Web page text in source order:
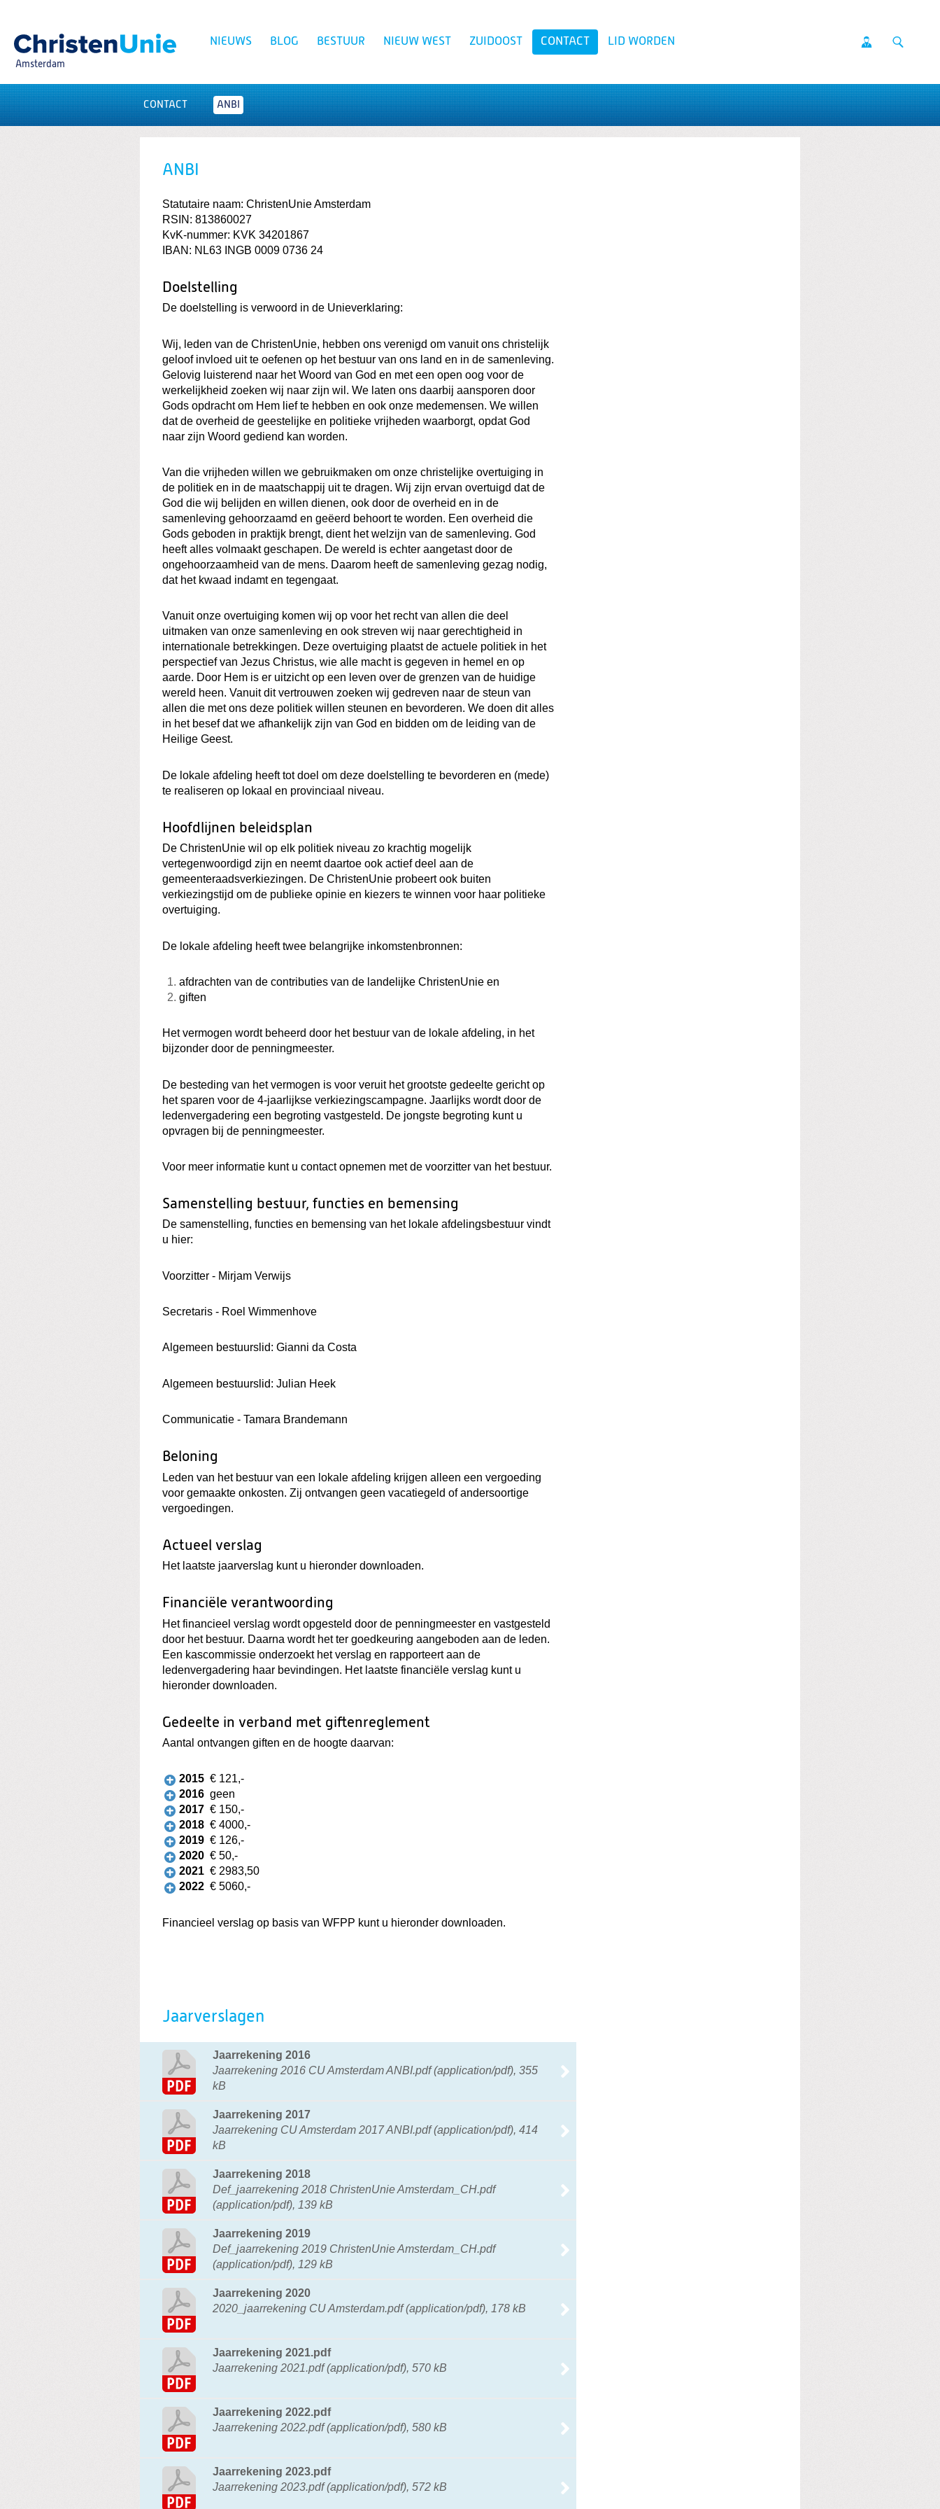
Spring
naar
inhoud
naar
Amsterdam
NIEUWS BLOG BESTUUR NIEUW WEST ZUIDOOST CONTACT LID WORDEN
Zoeken:
Zoeken
CONTACT ANBI
ANBI
Statutaire naam: ChristenUnie Amsterdam
RSIN: 813860027
KvK-nummer: KVK 34201867
IBAN: NL63 INGB 0009 0736 24
Doelstelling
De doelstelling is verwoord in de Unieverklaring:
Wij, leden van de ChristenUnie, hebben ons verenigd om vanuit ons christelijk
geloof invloed uit te oefenen op het bestuur van ons land en in de samenleving.
Gelovig luisterend naar het Woord van God en met een open oog voor de
werkelijkheid zoeken wij naar zijn wil. We laten ons daarbij aansporen door
Gods opdracht om Hem lief te hebben en ook onze medemensen. We willen
dat de overheid de geestelijke en politieke vrijheden waarborgt, opdat God
naar zijn Woord gediend kan worden.
Van die vrijheden willen we gebruikmaken om onze christelijke overtuiging in
de politiek en in de maatschappij uit te dragen. Wij zijn ervan overtuigd dat de
God die wij belijden en willen dienen, ook door de overheid en in de
samenleving gehoorzaamd en geëerd behoort te worden. Een overheid die
Gods geboden in praktijk brengt, dient het welzijn van de samenleving. God
heeft alles volmaakt geschapen. De wereld is echter aangetast door de
ongehoorzaamheid van de mens. Daarom heeft de samenleving gezag nodig,
dat het kwaad indamt en tegengaat.
Vanuit onze overtuiging komen wij op voor het recht van allen die deel
uitmaken van onze samenleving en ook streven wij naar gerechtigheid in
internationale betrekkingen. Deze overtuiging plaatst de actuele politiek in het
perspectief van Jezus Christus, wie alle macht is gegeven in hemel en op
aarde. Door Hem is er uitzicht op een leven over de grenzen van de huidige
wereld heen. Vanuit dit vertrouwen zoeken wij gedreven naar de steun van
allen die met ons deze politiek willen steunen en bevorderen. We doen dit alles
in het besef dat we afhankelijk zijn van God en bidden om de leiding van de
Heilige Geest.
De lokale afdeling heeft tot doel om deze doelstelling te bevorderen en (mede)
te realiseren op lokaal en provinciaal niveau.
Hoofdlijnen beleidsplan
De ChristenUnie wil op elk politiek niveau zo krachtig mogelijk
vertegenwoordigd zijn en neemt daartoe ook actief deel aan de
gemeenteraadsverkiezingen. De ChristenUnie probeert ook buiten
verkiezingstijd om de publieke opinie en kiezers te winnen voor haar politieke
overtuiging.
De lokale afdeling heeft twee belangrijke inkomstenbronnen:
afdrachten van de contributies van de landelijke ChristenUnie en
giften
Het vermogen wordt beheerd door het bestuur van de lokale afdeling, in het
bijzonder door de penningmeester.
De besteding van het vermogen is voor veruit het grootste gedeelte gericht op
het sparen voor de 4-jaarlijkse verkiezingscampagne. Jaarlijks wordt door de
ledenvergadering een begroting vastgesteld. De jongste begroting kunt u
opvragen bij de penningmeester.
Voor meer informatie kunt u contact opnemen met de voorzitter van het bestuur.
Samenstelling bestuur, functies en bemensing
De samenstelling, functies en bemensing van het lokale afdelingsbestuur vindt
u hier:
Voorzitter - Mirjam Verwijs
Secretaris - Roel Wimmenhove
Algemeen bestuurslid: Gianni da Costa
Algemeen bestuurslid: Julian Heek
Communicatie - Tamara Brandemann
Beloning
Leden van het bestuur van een lokale afdeling krijgen alleen een vergoeding
voor gemaakte onkosten. Zij ontvangen geen vacatiegeld of andersoortige
vergoedingen.
Actueel verslag
Het laatste jaarverslag kunt u hieronder downloaden.
Financiële verantwoording
Het financieel verslag wordt opgesteld door de penningmeester en vastgesteld
door het bestuur. Daarna wordt het ter goedkeuring aangeboden aan de leden.
Een kascommissie onderzoekt het verslag en rapporteert aan de
ledenvergadering haar bevindingen. Het laatste financiële verslag kunt u
hieronder downloaden.
Gedeelte in verband met giftenreglement
Aantal ontvangen giften en de hoogte daarvan:
2015 € 121,-
2016 geen
2017 € 150,-
2018 € 4000,-
2019 € 126,-
2020 € 50,-
2021 € 2983,50
2022 € 5060,-
Financieel verslag op basis van WFPP kunt u hieronder downloaden.
Jaarverslagen
Jaarrekening 2016
Jaarrekening 2016 CU Amsterdam ANBI.pdf (application/pdf), 355
kB
Jaarrekening 2017
Jaarrekening CU Amsterdam 2017 ANBI.pdf (application/pdf), 414
kB
Jaarrekening 2018
Def_jaarrekening 2018 ChristenUnie Amsterdam_CH.pdf
(application/pdf), 139 kB
Jaarrekening 2019
Def_jaarrekening 2019 ChristenUnie Amsterdam_CH.pdf
(application/pdf), 129 kB
Jaarrekening 2020
2020_jaarrekening CU Amsterdam.pdf (application/pdf), 178 kB
Jaarrekening 2021.pdf
Jaarrekening 2021.pdf (application/pdf), 570 kB
Jaarrekening 2022.pdf
Jaarrekening 2022.pdf (application/pdf), 580 kB
Jaarrekening 2023.pdf
Jaarrekening 2023.pdf (application/pdf), 572 kB